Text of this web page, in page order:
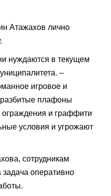
Атажахов лично
нуждаются в текущем
–
игровое и
плафоны
и граффити
условия и угрожают
сотрудникам
оперативно